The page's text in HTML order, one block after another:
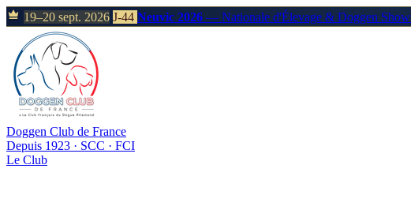
19–20 sept. 2026 J-44 Neuvic 2026 — Nationale d'Élevage & Doggen Show
Doggen Club de France
Depuis 1923 · SCC · FCI
Le Club